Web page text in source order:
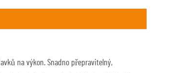
na výkon. Snadno přepravitelný,